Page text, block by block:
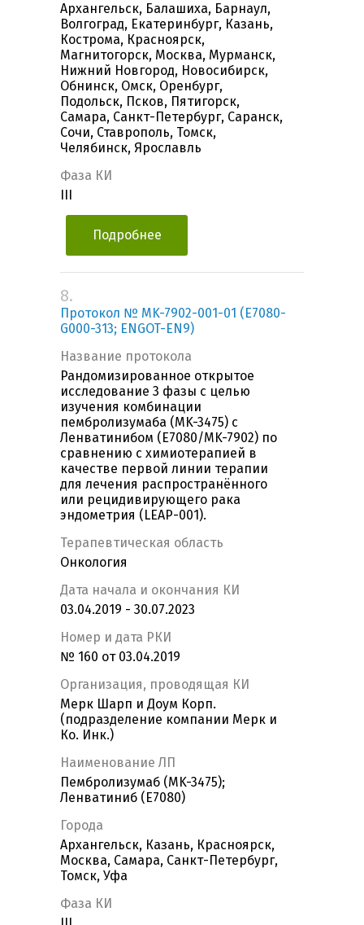
Архангельск, Балашиха, Барнаул,
Волгоград, Екатеринбург, Казань,
Кострома, Красноярск,
Магнитогорск, Москва, Мурманск,
Нижний Новгород, Новосибирск,
Обнинск, Омск, Оренбург,
Подольск, Псков, Пятигорск,
Самара, Санкт-Петербург, Саранск,
Сочи, Ставрополь, Томск,
Челябинск, Ярославль
Фаза КИ
Подробнее
8.
Протокол № MK-7902-001-01 (E7080-
G000-313; ENGOT-EN9)
Название протокола
Рандомизированное открытое
исследование 3 фазы с целью
изучения комбинации
пембролизумаба (MK-3475) с
Ленватинибом (E7080/MK-7902) по
сравнению с химиотерапией в
качестве первой линии терапии
для лечения распространённого
или рецидивирующего рака
эндометрия (LEAP-001).
Терапевтическая область
Онкология
Дата начала и окончания КИ
03.04.2019 - 30.07.2023
Номер и дата РКИ
№ 160 от 03.04.2019
Организация, проводящая КИ
Мерк Шарп и Доум Корп.
(подразделение компании Мерк и
Ко. Инк.)
Наименование ЛП
Пембролизумаб (MK-3475);
Ленватиниб (E7080)
Города
Архангельск, Казань, Красноярск,
Москва, Самара, Санкт-Петербург,
Томск, Уфа
Фаза КИ